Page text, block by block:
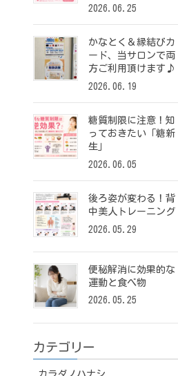
2026.06.25
かなとく＆縁結びカ
ード、当サロンで両
方ご利用頂けます♪
2026.06.19
糖質制限に注意！知
っておきたい「糖新
生」
2026.06.05
後ろ姿が変わる！背
中美人トレーニング
2026.05.29
便秘解消に効果的な
運動と食べ物
2026.05.25
カテゴリー
カラダノハナシ